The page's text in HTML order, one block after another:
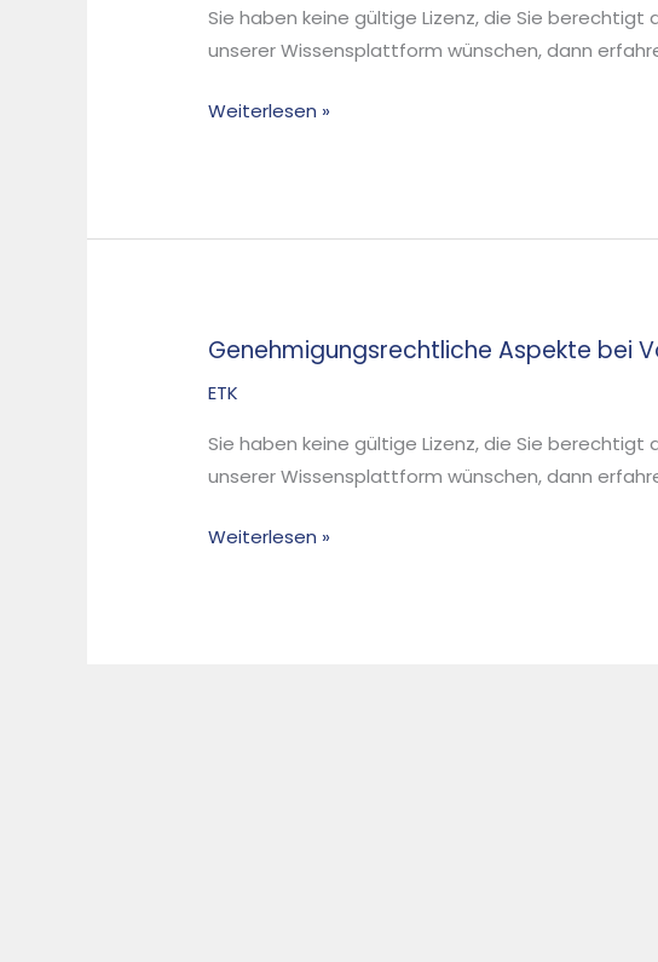
Sie haben keine gültige Lizenz, die Sie
unserer Wissensplattform wünschen, dann
Weiterlesen »
Genehmigungsrechtliche Aspekte bei
ETK
Sie haben keine gültige Lizenz, die Sie
unserer Wissensplattform wünschen, dann
Genehmigungsrechtliche
Aspekte
Vorhaben
der
Weiterlesen »